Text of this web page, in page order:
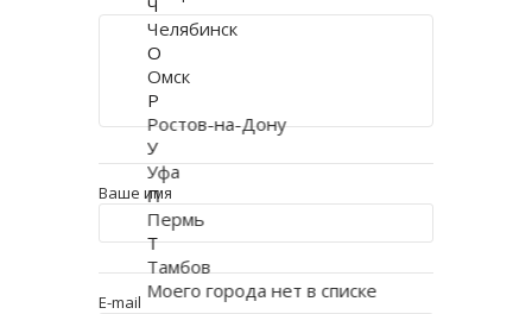
Ваше имя
E-mail
Ч
Челябинск
О
Омск
Р
Ростов-на-Дону
У
Уфа
П
Пермь
Т
Тамбов
Моего города нет в списке